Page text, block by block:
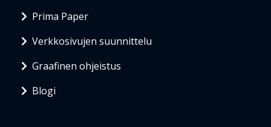
Prima Paper
Verkkosivujen suunnittelu
Graafinen ohjeistus
Blogi